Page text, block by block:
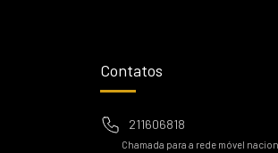
Contatos
211606818
Chamada para a rede móvel